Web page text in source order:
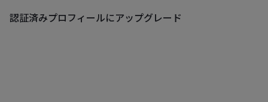
認証済みプロフィールにアップグレード